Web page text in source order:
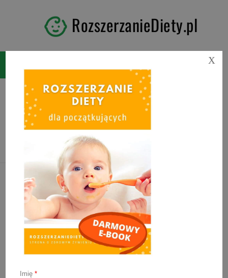
RozszerzanieDiety.pl
Tag:domowa wędlina z
indyka
Imię*
X